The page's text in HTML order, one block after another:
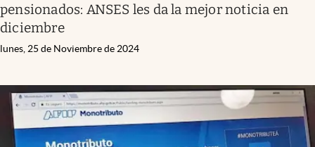
pensionados: ANSES les da la mejor noticia en
diciembre
lunes, 25 de Noviembre de 2024